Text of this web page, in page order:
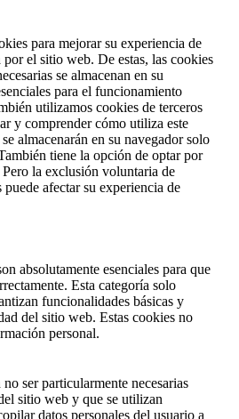
para mejorar su experiencia de
por el sitio web. De estas, las cookies
se almacenan en su
para el funcionamiento
utilizamos cookies de terceros
y comprender cómo utiliza este
almacenarán en su navegador solo
tiene la opción de optar por
la exclusión voluntaria de
puede afectar su experiencia de
absolutamente esenciales para que
Esta categoría solo
funcionalidades básicas y
del sitio web. Estas cookies no
personal.
ser particularmente necesarias
sitio web y que se utilizan
datos personales del usuario a